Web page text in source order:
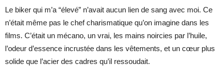
Le biker qui m’a “élevé” n’avait aucun lien de sang avec moi. Ce
n’était même pas le chef charismatique qu’on imagine dans les
films. C’était un mécano, un vrai, les mains noircies par l’huile,
l’odeur d’essence incrustée dans les vêtements, et un cœur plus
solide que l’acier des cadres qu’il ressoudait.